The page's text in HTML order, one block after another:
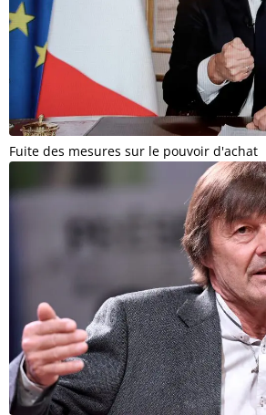
Fuite des mesures sur le pouvoir d'achat